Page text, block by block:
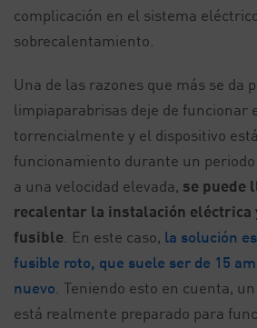
complicación en el sistema
sobrecalentamiento.
Una de las razones que más se da
limpiaparabrisas deje de funcionar
torrencialmente y el dispositivo
funcionamiento durante un
a una velocidad elevada, se puede
recalentar la instalación eléctrica
fusible . En este caso, la solución
fusible roto, que suele ser de 15
nuevo . Teniendo esto en cuenta,
está realmente preparado para